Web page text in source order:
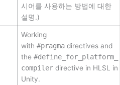
시어를 사용하는 방법에 대한
설명.)
Working
with#pragma directives and
the#define_for_platform_
compiler directive in HLSL in
Unity.